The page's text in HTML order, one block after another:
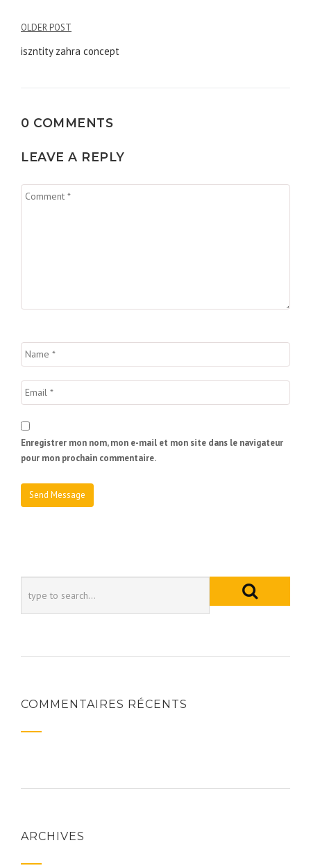
Navigation
de
OLDER POST
iszntity zahra concept
0 COMMENTS
LEAVE A REPLY
Enregistrer mon nom, mon e-mail et mon site dans le navigateur
pour mon prochain commentaire.
COMMENTAIRES RÉCENTS
ARCHIVES